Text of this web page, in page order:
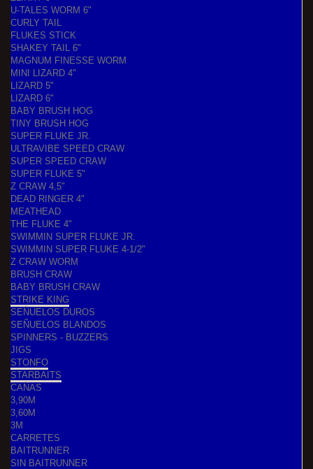
U-TALES WORM 6"
CURLY TAIL
FLUKES STICK
SHAKEY TAIL 6"
MAGNUM FINESSE WORM
MINI LIZARD 4"
LIZARD 5"
LIZARD 6"
BABY BRUSH HOG
TINY BRUSH HOG
SUPER FLUKE JR.
ULTRAVIBE SPEED CRAW
SUPER SPEED CRAW
SUPER FLUKE 5"
Z CRAW 4,5"
DEAD RINGER 4"
MEATHEAD
THE FLUKE 4"
SWIMMIN SUPER FLUKE JR.
SWIMMIN SUPER FLUKE 4-1/2"
Z CRAW WORM
BRUSH CRAW
BABY BRUSH CRAW
STRIKE KING
SEÑUELOS DUROS
SEÑUELOS BLANDOS
SPINNERS - BUZZERS
JIGS
STONFO
STARBAITS
CAÑAS
3,90M
3,60M
3M
CARRETES
BAITRUNNER
SIN BAITRUNNER